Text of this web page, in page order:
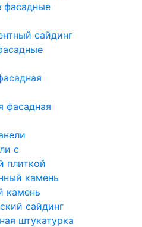
фасадные
сайдинг
фасадная
с
плиткой
камень
камень
сайдинг
штукатурка